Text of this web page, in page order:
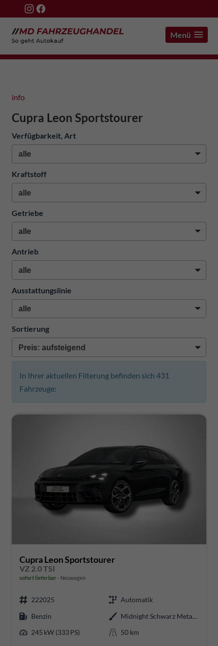
Menü
info
Cupra Leon Sportstourer
Verfügbarkeit, Art
Kraftstoff
Getriebe
Antrieb
Ausstattungslinie
Sortierung
In Ihrer aktuellen Filterung befinden sich 431
Fahrzeuge:
Cupra Leon Sportstourer
VZ 2.0 TSI
sofort lieferbar Neuwagen
222025
Automatik
Benzin
Midnight Schwarz Metallic
245 kW (333 PS)
50 km